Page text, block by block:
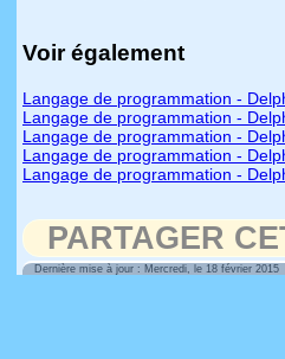
Voir également
Langage de programmation -
Langage de programmation -
Langage de programmation -
Langage de programmation -
Langage de programmation -
PARTAGER
Dernière mise à jour : Mercredi, le 18 février 2015